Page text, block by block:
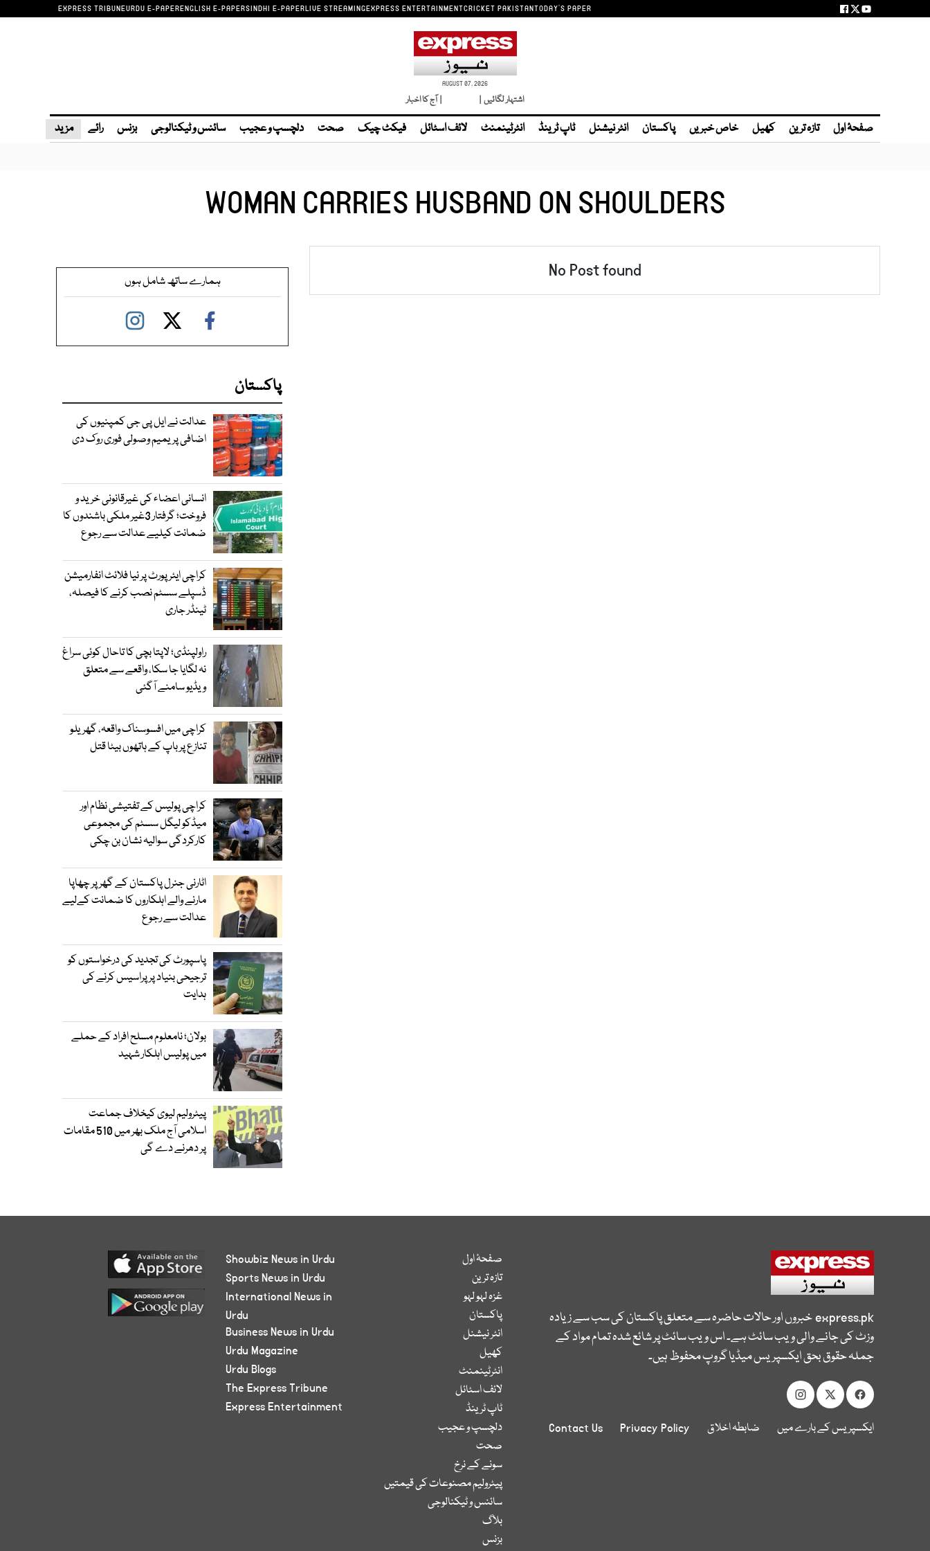
EXPRESS TRIBUNEURDU E-PAPERENGLISH E-PAPERSINDHI E-PAPERLIVE STREAMINGEXPRESS ENTERTAINMENTCRICKET PAKISTANTODAY'S PAPER
AUGUST 07, 2026
اشتہار لگائیں | | آج کا اخبار
صفحۂ اول تازہ ترین کھیل خاص خبریں پاکستان انٹر نیشنل ٹاپ ٹرینڈ انٹرٹینمنٹ لائف اسٹائل فیکٹ چیک صحت دلچسپ و عجیب سائنس و ٹیکنالوجی بزنس رائے مزید
WOMAN CARRIES HUSBAND ON SHOULDERS
No Post found ہمارے ساتھ شامل ہوں
پاکستان
عدالت نے ایل پی جی کمپنیوں کی
اضافی پریمیم وصولی فوری روک دی
انسانی اعضاء کی غیرقانونی خرید و
فروخت؛ گرفتار 3غیر ملکی باشندوں کا
ضمانت کیلیے عدالت سے رجوع
کراچی ایئرپورٹ پر نیا فلائٹ انفارمیشن
ڈسپلے سسٹم نصب کرنے کا فیصلہ،
ٹینڈر جاری
راولپنڈی؛ لاپتا بچی کا تاحال کوئی سراغ
نہ لگایا جا سکا، واقعے سے متعلق
ویڈیو سامنے آگئی
کراچی میں افسوسناک واقعہ، گھریلو
تنازع پر باپ کے ہاتھوں بیٹا قتل
کراچی پولیس کے تفتیشی نظام اور
میڈکو لیگل سسٹم کی مجموعی
کارکردگی سوالیہ نشان بن چکی
اٹارنی جنرل پاکستان کے گھر پر چھاپا
مارنے والے اہلکاروں کا ضمانت کےلیے
عدالت سے رجوع
پاسپورٹ کی تجدید کی درخواستوں کو
ترجیحی بنیاد پر پراسیس کرنے کی
ہدایت
بولان؛ نامعلوم مسلح افراد کے حملے
میں پولیس اہلکار شہید
پیٹرولیم لیوی کیخلاف جماعت
اسلامی آج ملک بھر میں 510 مقامات
پر دھرنے دے گی
express.pkخبروں اور حالات حاضرہ سے متعلق پاکستان کی سب سے زیادہ
وزٹ کی جانے والی ویب سائٹ ہے۔ اس ویب سائٹ پر شائع شدہ تمام مواد کے
جملہ حقوق بحق ایکسپریس میڈیا گروپ محفوظ ہیں۔
ایکسپریس کے بارے میں ضابطہ اخلاق Privacy Policy
Contact Us
صفحۂ اول
تازہ ترین
غزہ لہو لہو
پاکستان
انٹر نیشنل
کھیل
انٹرٹینمنٹ
لائف اسٹائل
ٹاپ ٹرینڈ
دلچسپ و عجیب
صحت
سونے کے نرخ
پیٹرولیم مصنوعات کی قیمتیں
سائنس و ٹیکنالوجی
بلاگ
بزنس
Showbiz News in Urdu
Sports News in Urdu
International News in
Urdu
Business News in Urdu
Urdu Magazine
Urdu Blogs
The Express Tribune
Express Entertainment